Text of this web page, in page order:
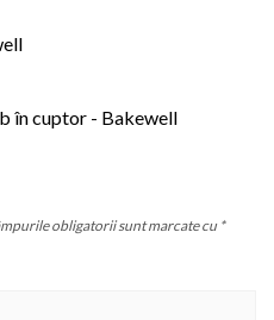
în cuptor - Bakewell
obligatorii sunt marcate cu *